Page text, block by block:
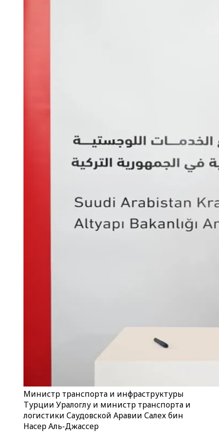
Министр транспорта и инфраструктуры
Турции Уралоглу и министр транспорта и
логистики Саудовской Аравии Салех бин
Насер Аль-Джассер